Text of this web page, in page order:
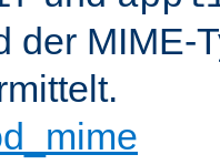
der MIME-